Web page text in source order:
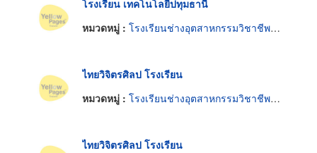
โรงเรียน เทคโนโลยีปทุมธานี
หมวดหมู่ : โรงเรียนช่างอุตสาหกรรมวิชาชีพและการค้า
ไทยวิจิตรศิลป โรงเรียน
หมวดหมู่ : โรงเรียนช่างอุตสาหกรรมวิชาชีพและการค้า
ไทยวิจิตรศิลป โรงเรียน